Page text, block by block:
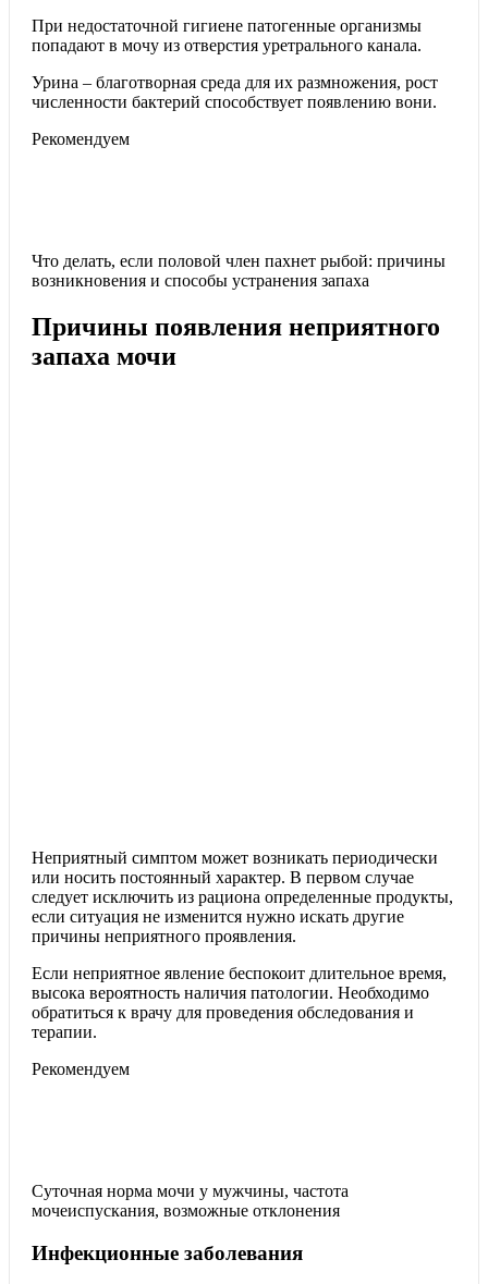
При недостаточной гигиене патогенные организмы
попадают в мочу из отверстия уретрального канала.
Урина – благотворная среда для их размножения, рост
численности бактерий способствует появлению вони.
Рекомендуем
Что делать, если половой член пахнет рыбой: причины
возникновения и способы устранения запаха
Причины появления неприятного
запаха мочи
Неприятный симптом может возникать периодически
или носить постоянный характер. В первом случае
следует исключить из рациона определенные продукты,
если ситуация не изменится нужно искать другие
причины неприятного проявления.
Если неприятное явление беспокоит длительное время,
высока вероятность наличия патологии. Необходимо
обратиться к врачу для проведения обследования и
терапии.
Рекомендуем
Суточная норма мочи у мужчины, частота
мочеиспускания, возможные отклонения
Инфекционные заболевания